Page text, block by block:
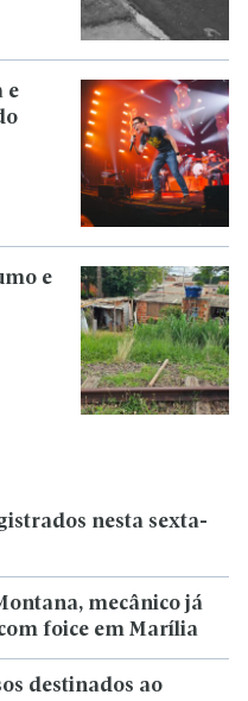
e
e
nesta sexta-
mecânico já
foice em Marília
destinados ao